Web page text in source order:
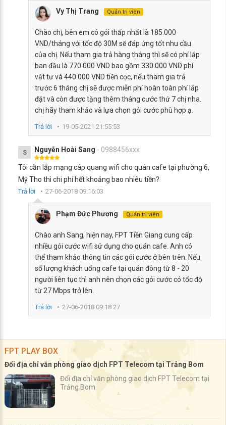
Vy Thị Trang Quản trị viên
Chào chị, bên em có gói thấp nhất là 185.000
VND/tháng với tốc độ 30M sẽ đáp ứng tốt nhu cầu
của chị. Nếu tham gia trả hàng tháng thì sẽ có phí lắp
ban đầu là 770.000 VND bao gồm 330.000 VND phí
vật tư và 440.000 VND tiền cọc, nếu tham gia trả
trước 6 tháng chị sẽ được miễn phí hoàn toàn phí lắp
đặt và còn được tặng thêm tháng cước thứ 7 chị nha.
chị hãy tham khảo và lựa chọn gói cước phù hợp ạ.
Trả lời 19-05-2021 21:55:53
S Nguyễn Hoài Sang - 0988456xxx
Tôi cần lắp mạng cáp quang wifi cho quán cafe tại phường 6,
Mỹ Tho thì chi phí hết khoảng bao nhiêu tiền?
Trả lời 27-06-2018 09:16:03
Phạm Đức Phương Quản trị viên
Chào anh Sang, hiện nay, FPT Tiền Giang cung cấp
nhiều gói cước wifi sử dụng cho quán cafe. Anh có
thể tham khảo thông tin các gói cước ở bên trên. Nếu
số lượng khách uống cafe tại quán đông từ 8 - 20
người liên tục thì anh nên chọn các gói cước có tốc độ
từ 27 Mbps trở lên.
Trả lời 27-06-2018 09:18:27
FPT PLAY BOX
Đổi địa chỉ văn phòng giao dịch FPT Telecom tại Trảng Bom
Đổi địa chỉ văn phòng giao dịch FPT Telecom tại
Trảng Bom